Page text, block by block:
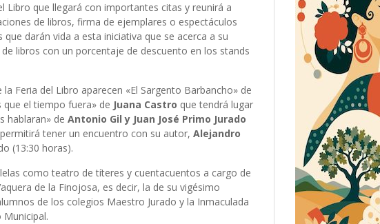
Libro que llegará con importantes citas y reunirá a
de libros, firma de ejemplares o espectáculos
darán vida a esta iniciativa que se acerca a su
libros con un porcentaje de descuento en los stands
Feria del Libro aparecen «El Sargento Barbancho» de
que el tiempo fuera» de Juana Castro que tendrá lugar
hablaran» de Antonio Gil y Juan José Primo Jurado
tener un encuentro con su autor, Alejandro
(13:30 horas).
como teatro de títeres y cuentacuentos a cargo de
de la Finojosa, es decir, la de su vigésimo
de los colegios Maestro Jurado y la Inmaculada